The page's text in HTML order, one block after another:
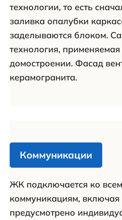
технологии, то есть
заливка опалубки
заделываются блоком.
технология,
домостроении. Фасад
керамогранита.
Коммуникации
ЖК подключается ко
коммуникациям, включая
предусмотрено